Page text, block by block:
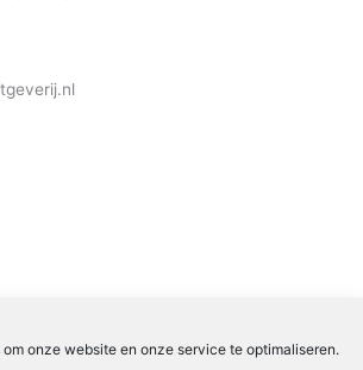
onze website en onze service te optimaliseren.